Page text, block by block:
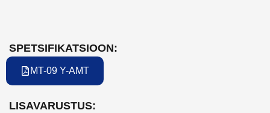
SPETSIFIKATSIOON:
MT-09 Y-AMT
LISAVARUSTUS: